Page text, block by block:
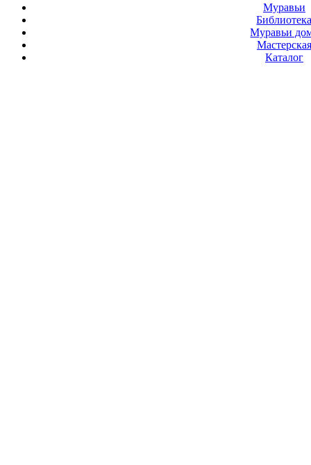
Муравьи
Муравьи
Мастерская
Каталог